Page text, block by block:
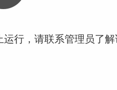
行，请联系管理员了